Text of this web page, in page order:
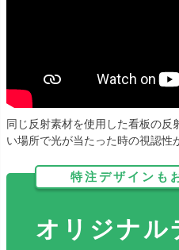
同じ反射素材を使用した看板の反
い場所で光が当たった時の視認性
特注デザインも
オリジナル